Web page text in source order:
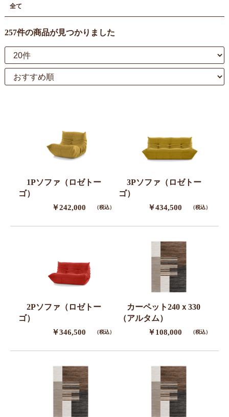
全て
257件の商品が見つかりました
1Pソファ（ロゼトー
ゴ）
￥242,000 （税込）
3Pソファ（ロゼトー
ゴ）
￥434,500 （税込）
2Pソファ（ロゼトー
ゴ）
￥346,500 （税込）
カーペット240ｘ330
（アルタム）
￥108,000 （税込）